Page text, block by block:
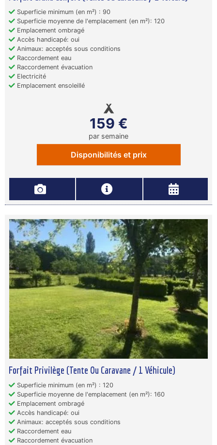
Superficie minimum (en m²) : 90
Superficie moyenne de l'emplacement (en m²): 120
Emplacement ombragé
Accès handicapé: oui
Animaux: acceptés sous conditions
Raccordement eau
Raccordement évacuation
Electricité
Emplacement ensoleillé
159 €
par semaine
Disponibilités et prix
Forfait Privilège (Tente Ou Caravane / 1 Véhicule)
Superficie minimum (en m²) : 120
Superficie moyenne de l'emplacement (en m²): 160
Emplacement ombragé
Accès handicapé: oui
Animaux: acceptés sous conditions
Raccordement eau
Raccordement évacuation